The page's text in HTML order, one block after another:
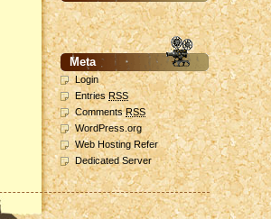
Meta
Login
EntriesRSS
CommentsRSS
WordPress.org
Web Hosting Refer
Dedicated Server